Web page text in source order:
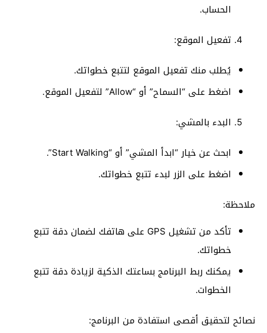
الحساب.
تفعيل الموقع:
يُطلب منك تفعيل الموقع لتتبع خطواتك.
اضغط على “السماح” أو “Allow” لتفعيل الموقع.
البدء بالمشي:
ابحث عن خيار “ابدأ المشي” أو “Start Walking”.
اضغط على الزر لبدء تتبع خطواتك.
ملاحظة:
تأكد من تشغيل GPS على هاتفك لضمان دقة تتبع
خطواتك.
يمكنك ربط البرنامج بساعتك الذكية لزيادة دقة تتبع
الخطوات.
نصائح لتحقيق أقصى استفادة من البرنامج: